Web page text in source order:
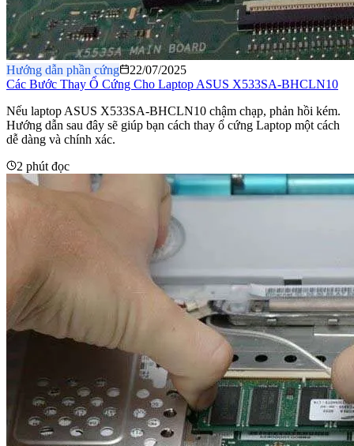
Hướng dẫn phần cứng
22/07/2025
Các Bước Thay Ổ Cứng Cho Laptop ASUS X533SA-BHCLN10
Nếu laptop ASUS X533SA-BHCLN10 chậm chạp, phản hồi kém.
Hướng dẫn sau đây sẽ giúp bạn cách thay ổ cứng Laptop một cách
dễ dàng và chính xác.
2 phút đọc